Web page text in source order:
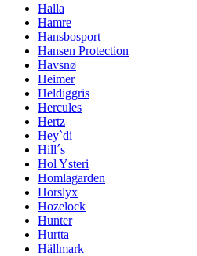
Halla
Hamre
Hansbosport
Hansen Protection
Havsnø
Heimer
Heldiggris
Hercules
Hertz
Hey`di
Hill´s
Hol Ysteri
Homlagarden
Horslyx
Hozelock
Hunter
Hurtta
Hällmark